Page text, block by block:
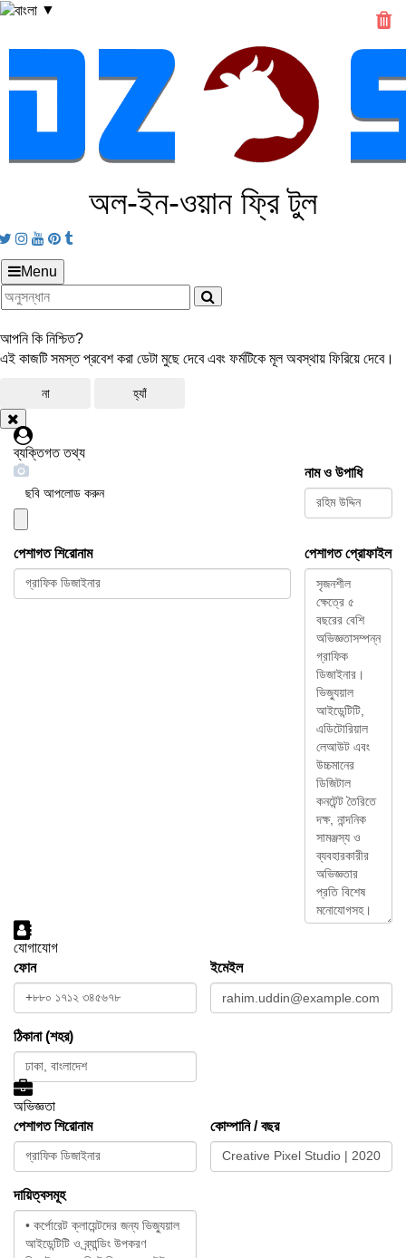
▼
অল‑ইন‑ওয়ান ফ্রি টুল
Twitter
Instagram
Youtube
Pinterest
tumblr
Menu
আপনি কি নিশ্চিত?
এই কাজটি সমস্ত প্রবেশ করা ডেটা মুছে দেবে এবং ফর্মটিকে মূল অবস্থায় ফিরিয়ে দেবে।
না হ্যাঁ
ব্যক্তিগত তথ্য
ছবি আপলোড করুন
নাম ও উপাধি
পেশাগত শিরোনাম পেশাগত প্রোফাইল
যোগাযোগ
ফোন
ইমেইল
ঠিকানা (শহর)
অভিজ্ঞতা
পেশাগত শিরোনাম
কোম্পানি / বছর
দায়িত্বসমূহ